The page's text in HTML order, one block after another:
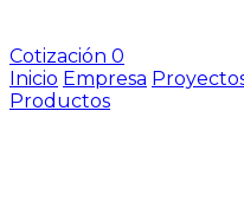
Cotización 0
Inicio Empresa
Productos